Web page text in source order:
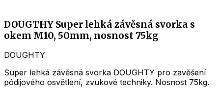
DOUGTHY Super lehká závěsná svorka s
okem M10, 50mm, nosnost 75kg
DOUGHTY
Super lehká závěsná svorka DOUGHTY pro zavěšení
pódijového osvětlení, zvukové techniky. Nosnost 75kg.